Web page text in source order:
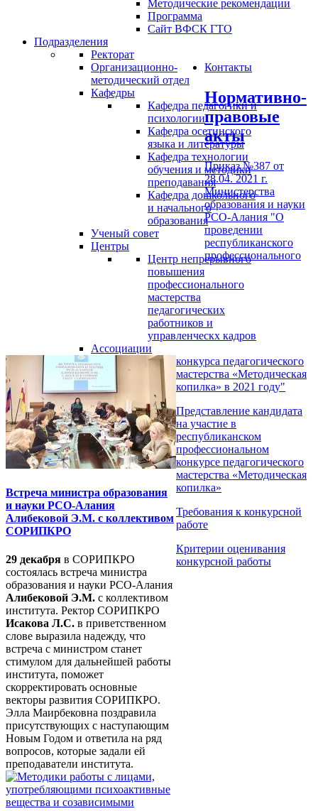
Методические рекомендации
Программа
Сайт ВФСК ГТО
Подразделения
Ректорат
Организационно-
методический отдел
Кафедры
Кафедра педагогики и
психологии
Кафедра осетинского
языка и литературы
Кафедра технологии
обучения и методики
преподавания
Кафедра дошкольного
и начального
образования
Ученый совет
Центры
Центр непрерывного
повышения
профессионального
мастерства
педагогических
работников и
управленческх кадров
Ассоциации
Контакты
Встреча министра образования
и науки РСО-Алания
Алибековой Э.М. с коллективом
СОРИПКРО
29 декабря в СОРИПКРО
состоялась встреча министра
образования и науки РСО-Алания
Алибековой Э.М. с коллективом
института. Ректор СОРИПКРО
Исакова Л.С. в приветственном
слове выразила надежду, что
встреча с министром станет
стимулом для дальнейшей работы
института, поможет
скорректировать основные
векторы развития СОРИПКРО.
Элла Маирбековна поздравила
присутствующих с наступающим
Новым Годом и ответила на ряд
вопросов, которые задали ей
преподаватели института.
Нормативно-
правовые
акты
Приказ №387 от
28.04. 2021 г.
Министерства
образования и науки
РСО-Алания "О
проведении
республиканского
профессионального
конкурса педагогического
мастерства «Методическая
копилка» в 2021 году"
Представление кандидата
на участие в
республиканском
профессиональном
конкурсе педагогического
мастерства «Методическая
копилка»
Требования к конкурсной
работе
Критерии оценивания
конкурсной работы